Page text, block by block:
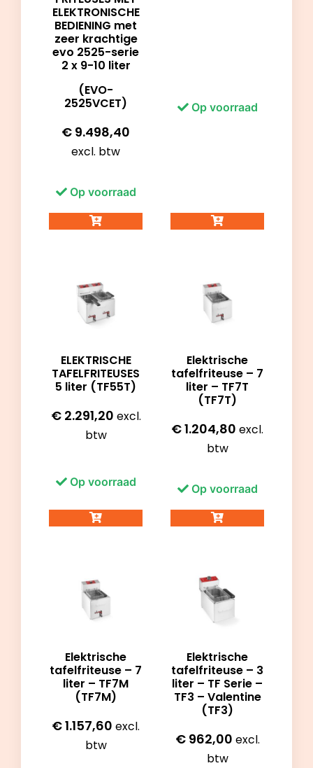
ELEKTRONISCHE
BEDIENING met
zeer krachtige
evo 2525-serie
2 x 9-10 liter
(EVO-
2525VCET)
€ 9.498,40
excl. btw
Op voorraad
Op voorraad
ELEKTRISCHE
TAFELFRITEUSES
5 liter (TF55T)
€2.291,20 excl.
btw
Op voorraad
Elektrische
tafelfriteuse – 7
liter – TF7T
(TF7T)
€1.204,80 excl.
btw
Op voorraad
Elektrische
tafelfriteuse – 7
liter – TF7M
(TF7M)
€1.157,60 excl.
btw
Elektrische
tafelfriteuse – 3
liter – TF Serie –
TF3 – Valentine
(TF3)
€962,00 excl.
btw